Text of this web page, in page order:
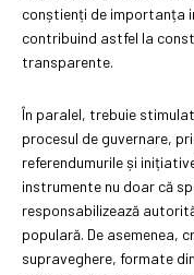
conștienți de importanța
contribuind astfel la
transparente.
În paralel, trebuie
procesul de guvernare,
referendumurile și
instrumente nu doar că
responsabilizează
populară. De asemenea,
supraveghere, formate